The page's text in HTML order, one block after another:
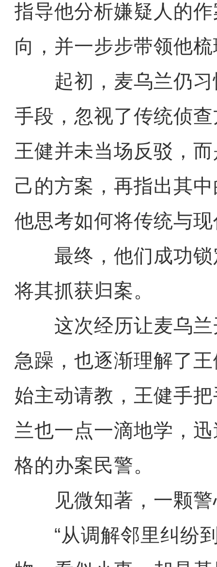
指导他分析嫌疑人的
向，并一步步带领他
起初，麦乌兰仍习
手段，忽视了传统侦
王健并未当场反驳，
己的方案，再指出其
他思考如何将传统与
最终，他们成功锁
将其抓获归案。
这次经历让麦乌兰
急躁，也逐渐理解了
始主动请教，王健手
兰也一点一滴地学，
格的办案民警。
见微知著，一颗警
“从调解邻里纠纷到